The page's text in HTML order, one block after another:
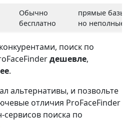
Обычно
бесплатно
прямые базы
но неполные
поиск по
дешевле,
.
альтернативы, и позвольте
отличия ProFaceFinder
сервисов поиска по